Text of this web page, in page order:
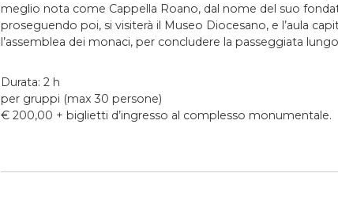
meglio nota come Cappella Roano, dal nome del suo
proseguendo poi, si visiterà il Museo Diocesano, e l’aula
l’assemblea dei monaci, per concludere la passeggiata
Durata: 2 h
per gruppi (max 30 persone)
€ 200,00 + biglietti d’ingresso al complesso monumentale.